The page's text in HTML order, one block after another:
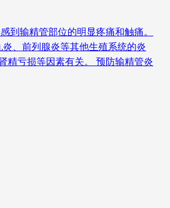
到输精管部位的明显疼痛和触痛。
、前列腺炎等其他生殖系统的炎
精亏损等因素有关。 预防输精管炎